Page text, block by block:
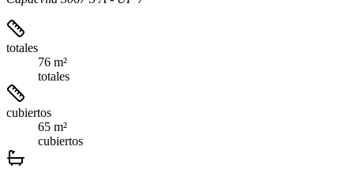
totales
76 m²
totales
cubiertos
65 m²
cubiertos